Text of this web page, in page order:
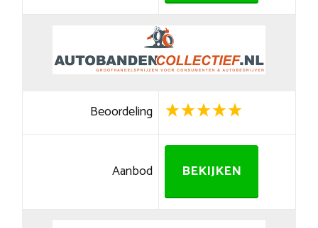
Beoordeling
Aanbod BEKIJKEN